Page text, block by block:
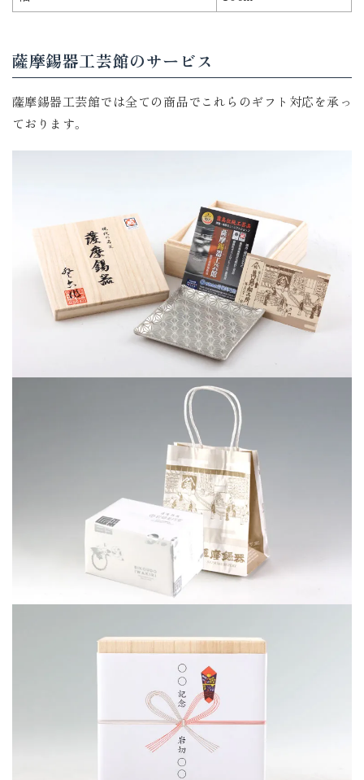
薩摩錫器工芸館のサービス
薩摩錫器工芸館では全ての商品でこれらのギフト対応を承っ
ております。